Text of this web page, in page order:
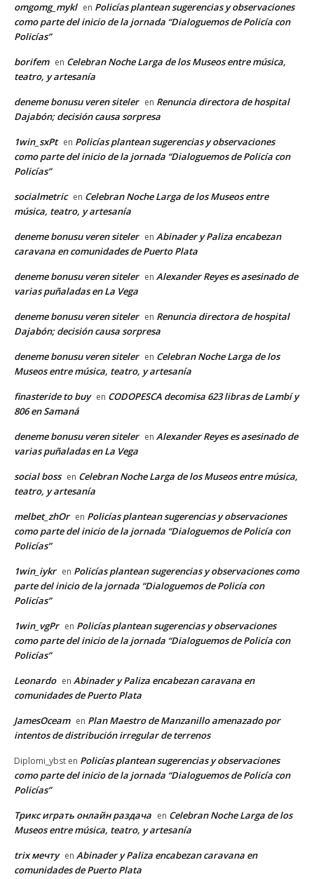
omgomg_mykl en Policías plantean sugerencias y observaciones
como parte del inicio de la jornada “Dialoguemos de Policía con
Policías”
borifem en Celebran Noche Larga de los Museos entre música,
teatro, y artesanía
deneme bonusu veren siteler en Renuncia directora de hospital
Dajabón; decisión causa sorpresa
1win_sxPt en Policías plantean sugerencias y observaciones
como parte del inicio de la jornada “Dialoguemos de Policía con
Policías”
socialmetric en Celebran Noche Larga de los Museos entre
música, teatro, y artesanía
deneme bonusu veren siteler en Abinader y Paliza encabezan
caravana en comunidades de Puerto Plata
deneme bonusu veren siteler en Alexander Reyes es asesinado de
varias puñaladas en La Vega
deneme bonusu veren siteler en Renuncia directora de hospital
Dajabón; decisión causa sorpresa
deneme bonusu veren siteler en Celebran Noche Larga de los
Museos entre música, teatro, y artesanía
finasteride to buy en CODOPESCA decomisa 623 libras de Lambí y
806 en Samaná
deneme bonusu veren siteler en Alexander Reyes es asesinado de
varias puñaladas en La Vega
social boss en Celebran Noche Larga de los Museos entre música,
teatro, y artesanía
melbet_zhOr en Policías plantean sugerencias y observaciones
como parte del inicio de la jornada “Dialoguemos de Policía con
Policías”
1win_iykr en Policías plantean sugerencias y observaciones como
parte del inicio de la jornada “Dialoguemos de Policía con
Policías”
1win_vgPr en Policías plantean sugerencias y observaciones
como parte del inicio de la jornada “Dialoguemos de Policía con
Policías”
Leonardo en Abinader y Paliza encabezan caravana en
comunidades de Puerto Plata
JamesOceam en Plan Maestro de Manzanillo amenazado por
intentos de distribución irregular de terrenos
Diplomi_ybst en Policías plantean sugerencias y observaciones
como parte del inicio de la jornada “Dialoguemos de Policía con
Policías”
Трикс играть онлайн раздача en Celebran Noche Larga de los
Museos entre música, teatro, y artesanía
trix мечту en Abinader y Paliza encabezan caravana en
comunidades de Puerto Plata